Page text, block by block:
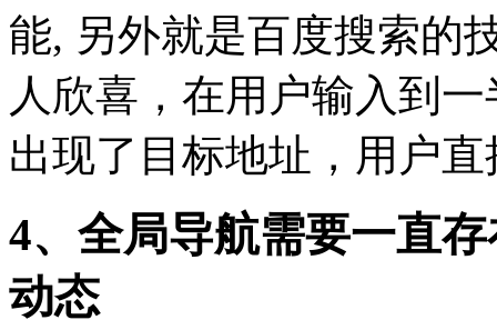
能, 另外就是百度搜索的
人欣喜，在用户输入到
出现了目标地址，用户
4、全局导航需要一直
动态